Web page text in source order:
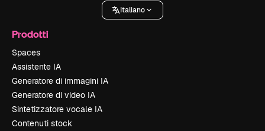
Italiano
Prodotti
Spaces
Assistente IA
Generatore di immagini IA
Generatore di video IA
Sintetizzatore vocale IA
Contenuti stock